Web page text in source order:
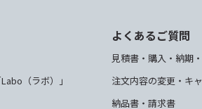
（ラボ）」
よくあるご質問
見積書・購入・納期
注文内容の変更・キ
納品書・請求書